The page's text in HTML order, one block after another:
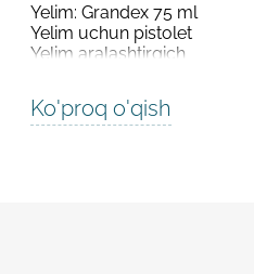
Yelim: Grandex 75 ml
Yelim uchun pistolet
Yelim aralashtirgich
Ko'proq o'qish